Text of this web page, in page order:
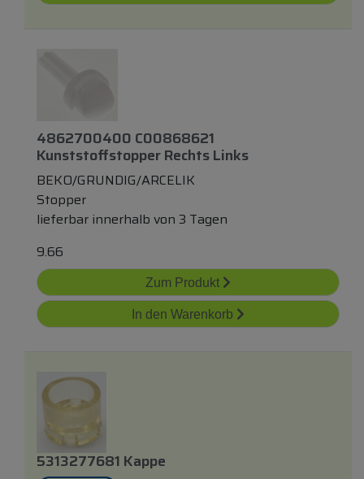
4862700400 C00868621
Kunststoffstopper Rechts Links
BEKO/GRUNDIG/ARCELIK
Stopper
lieferbar innerhalb von 3 Tagen
9.66
Zum Produkt
In den Warenkorb
5313277681 Kappe